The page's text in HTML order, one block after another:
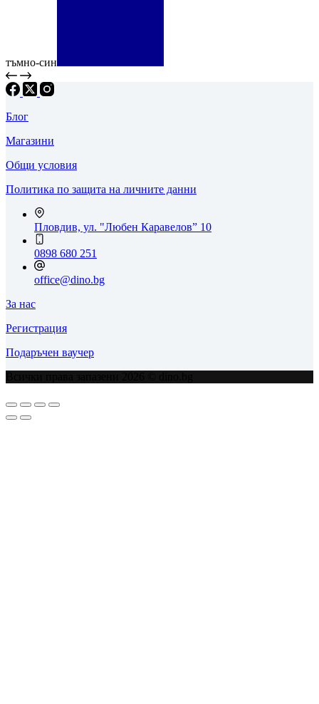
тъмно-син
Блог
Магазини
Общи условия
Политика по защита на личните данни
Пловдив, ул. "Любен Каравелов” 10
0898 680 251
office@dino.bg
За нас
Регистрация
Подаръчен ваучер